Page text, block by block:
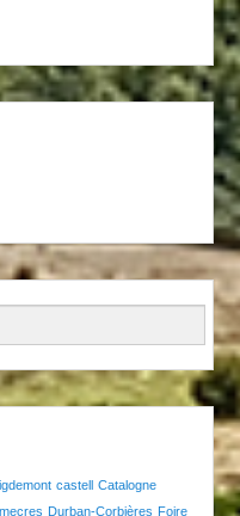
castell Catalogne
Durban-Corbières Foire